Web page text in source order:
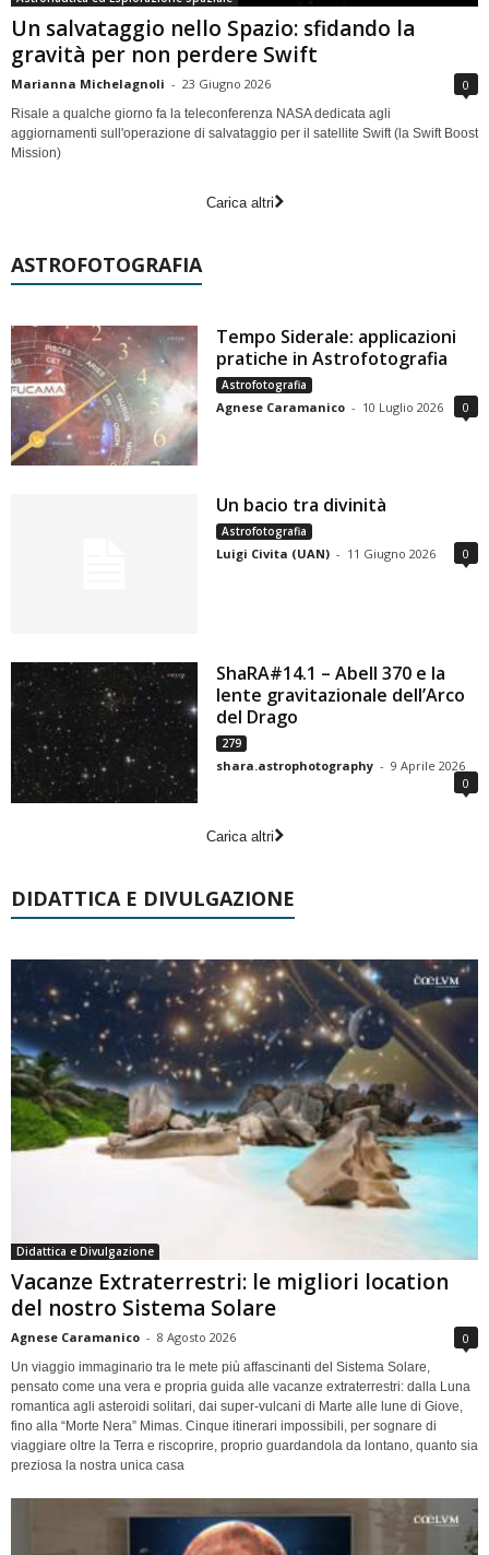
Un salvataggio nello Spazio: sfidando la
gravità per non perdere Swift
Marianna Michelagnoli - 23 Giugno 2026 0
Risale a qualche giorno fa la teleconferenza NASA dedicata agli
aggiornamenti sull'operazione di salvataggio per il satellite Swift (la Swift Boost
Mission)
Carica altri
ASTROFOTOGRAFIA
Tempo Siderale: applicazioni
pratiche in Astrofotografia
Astrofotografia
Agnese Caramanico - 10 Luglio 2026 0
Un bacio tra divinità
Astrofotografia
Luigi Civita (UAN) - 11 Giugno 2026 0
ShaRA#14.1 – Abell 370 e la
lente gravitazionale dell’Arco
del Drago
279
shara.astrophotography - 9 Aprile 2026
0
Carica altri
DIDATTICA E DIVULGAZIONE
Didattica e Divulgazione
Vacanze Extraterrestri: le migliori location
del nostro Sistema Solare
Agnese Caramanico - 8 Agosto 2026 0
Un viaggio immaginario tra le mete più affascinanti del Sistema Solare,
pensato come una vera e propria guida alle vacanze extraterrestri: dalla Luna
romantica agli asteroidi solitari, dai super-vulcani di Marte alle lune di Giove,
fino alla “Morte Nera” Mimas. Cinque itinerari impossibili, per sognare di
viaggiare oltre la Terra e riscoprire, proprio guardandola da lontano, quanto sia
preziosa la nostra unica casa